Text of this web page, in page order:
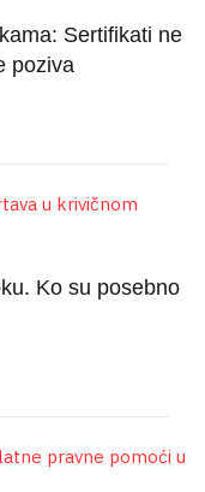
Sertifikati ne
poziva
Ko su posebno